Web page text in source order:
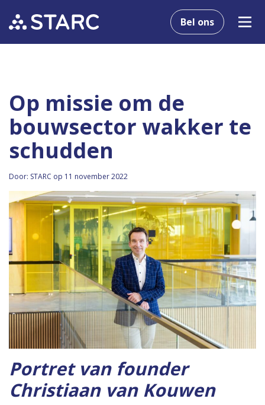
Bel ons
Op missie om de
bouwsector wakker te
schudden
Door: STARC op 11 november 2022
Portret van founder
Christiaan van Kouwen